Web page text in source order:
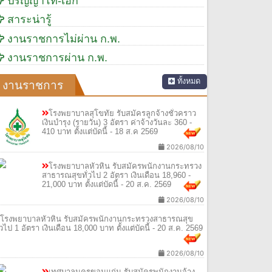
สาระน่ารู้
งานราชการไม่ผ่าน ก.พ.
งานราชการผ่าน ก.พ.
งานราชการ ทั้งหมด
โรงพยาบาลสุโขทัย รับสมัครลูกจ้างชั่วคราว
เงินบำรุง (รายวัน) 3 อัตรา ค่าจ้างวันละ 360 -
410 บาท ตั้งแต่บัดนี้ - 18 ส.ค 2569
2026/08/10
โรงพยาบาลหัวหิน รับสมัครพนักงานกระทรวง
สาธารณสุขทั่วไป 2 อัตรา เงินเดือน 18,960 -
21,000 บาท ตั้งแต่บัดนี้ - 20 ส.ค. 2569
2026/08/10
โรงพยาบาลหัวหิน รับสมัครพนักงานกระทรวงสาธารณสุข
ไป 1 อัตรา เงินเดือน 18,000 บาท ตั้งแต่บัดนี้ - 20 ส.ค. 2569
2026/08/10